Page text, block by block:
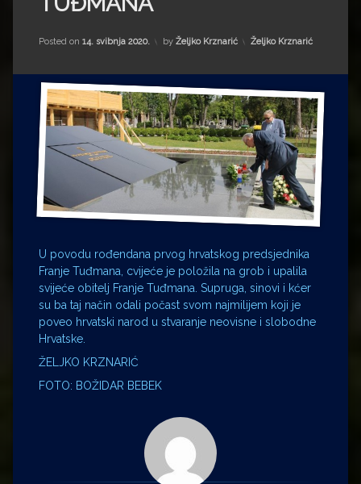
Impressum
Milenko Strižak
Drugi autori
Drugi autori
Matea Andrić
Ljiljana Lekanić-Kljaić
Željko Krznarić
Mario Lovreković
Posted on 14. svibnja 2020. by Željko Krznarić Kategorije:
Željko Krznarić
U povodu rođendana prvog hrvatskog predsjednika
Franje Tuđmana, cvijeće je položila na grob i upalila
svijeće obitelj Franje Tuđmana. Supruga, sinovi i kćer
su ba taj način odali počast svom najmilijem koji je
poveo hrvatski narod u stvaranje neovisne i slobodne
Hrvatske.
ŽELJKO KRZNARIĆ
FOTO: BOŽIDAR BEBEK